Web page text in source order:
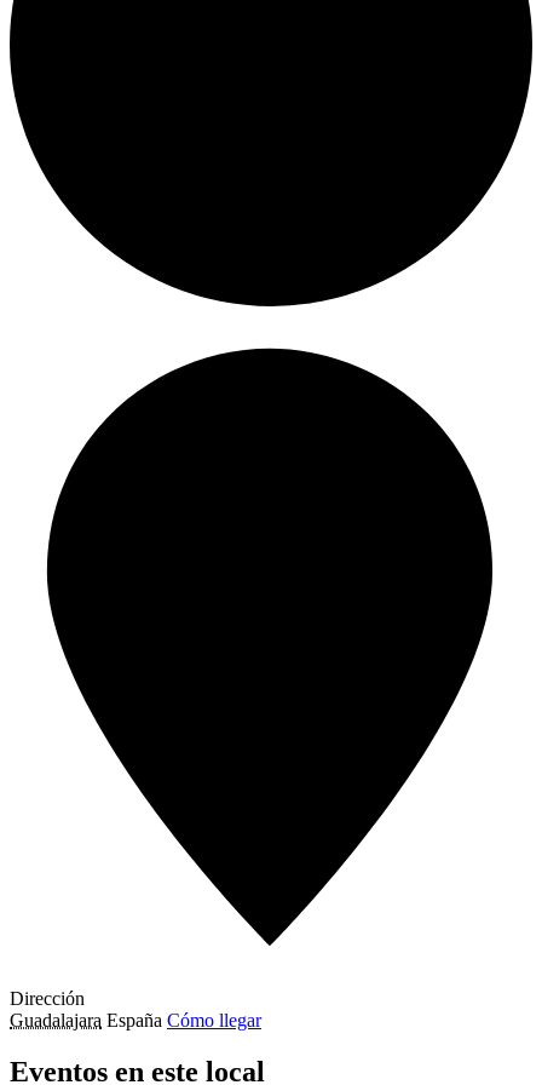
Dirección
Guadalajara España Cómo llegar
Eventos en este local